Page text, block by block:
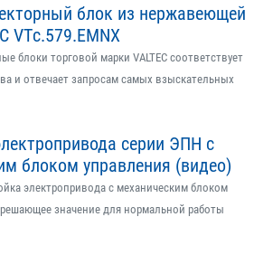
блок из нержавеющей
VTс.579.EMNX
блоки торговой марки VALTEC соответствует
и отвечает запросам самых взыскательных
серии ЭПН с
блоком управления (видео)
электропривода с механическим блоком
значение для нормальной работы